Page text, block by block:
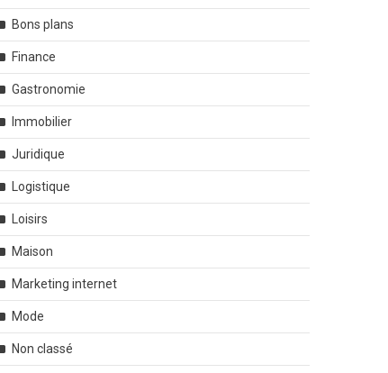
Bons plans
Finance
Gastronomie
Immobilier
Juridique
Logistique
Loisirs
Maison
Marketing internet
Mode
Non classé